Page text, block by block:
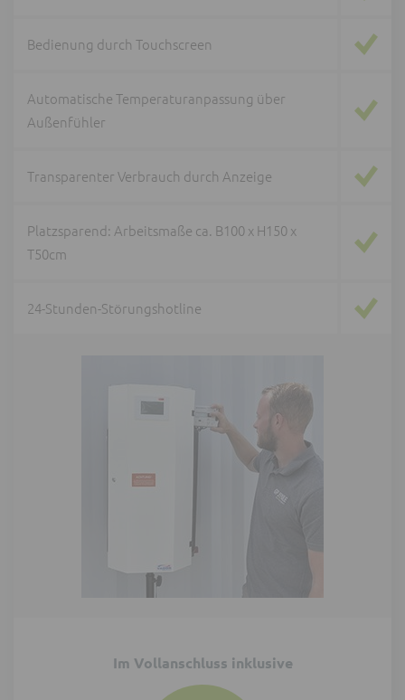
Bedienung durch Touchscreen
Automatische Temperaturanpassung über
Außenfühler
Transparenter Verbrauch durch Anzeige
Platzsparend: Arbeitsmaße ca. B100 x H150 x
T50cm
24-Stunden-Störungshotline
Im Vollanschluss inklusive